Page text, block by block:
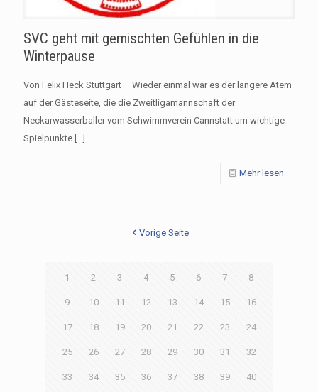
SVC geht mit gemischten Gefühlen in die
Winterpause
Von Felix Heck Stuttgart – Wieder einmal war es der längere Atem
auf der Gästeseite, die die Zweitligamannschaft der
Neckarwasserballer vom Schwimmverein Cannstatt um wichtige
Spielpunkte […]
Mehr lesen
Vorige Seite
1 2 3 4 5 6 7 8
9 10 11 12 13 14 15 16
17 18 19 20 21 22 23 24
25 26 27 28 29 30 31 32
33 34 35 36 37 38 39 40